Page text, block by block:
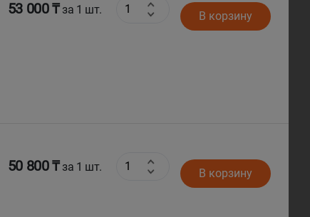
53 000 ₸за 1 шт. В корзину
50 800 ₸за 1 шт. В корзину